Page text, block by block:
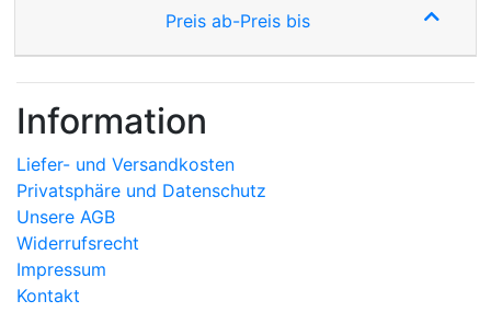
Preis ab-Preis bis
Information
Liefer- und Versandkosten
Privatsphäre und Datenschutz
Unsere AGB
Widerrufsrecht
Impressum
Kontakt